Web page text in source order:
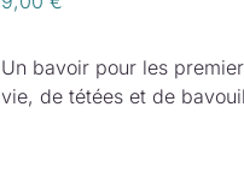
Un bavoir pour les
vie, de tétées et de